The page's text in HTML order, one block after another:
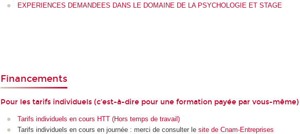
EXPERIENCES DEMANDEES DANS LE DOMAINE DE LA PSYCHOLOGIE ET STAGE
Financements
Pour les tarifs individuels (c’est-à-dire pour une formation payée par vous-même)
Tarifs individuels en cours HTT (Hors temps de travail)
Tarifs individuels en cours en journée : merci de consulter le site de Cnam-Entreprises